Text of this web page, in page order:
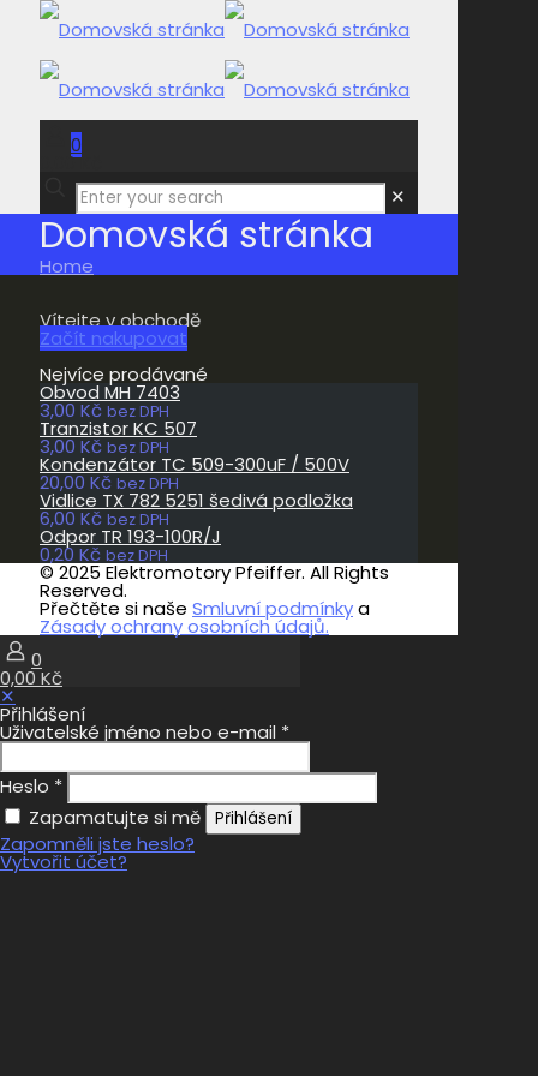
0
0,00 Kč
✕
Domovská stránka
Home
Vítejte v obchodě
Začít nakupovat
Nejvíce prodávané
Obvod MH 7403
3,00 Kč bez DPH
Tranzistor KC 507
3,00 Kč bez DPH
Kondenzátor TC 509-300uF / 500V
20,00 Kč bez DPH
Vidlice TX 782 5251 šedivá podložka
6,00 Kč bez DPH
Odpor TR 193-100R/J
0,20 Kč bez DPH
© 2025 Elektromotory Pfeiffer. All Rights
Reserved.
Přečtěte si naše Smluvní podmínkya
Zásady ochrany osobních údajů.
0
0,00 Kč
✕
Přihlášení
Uživatelské jméno nebo e-mail *
Heslo *
Zapamatujte si mě
Přihlášení
Zapomněli jste heslo?
Vytvořit účet?